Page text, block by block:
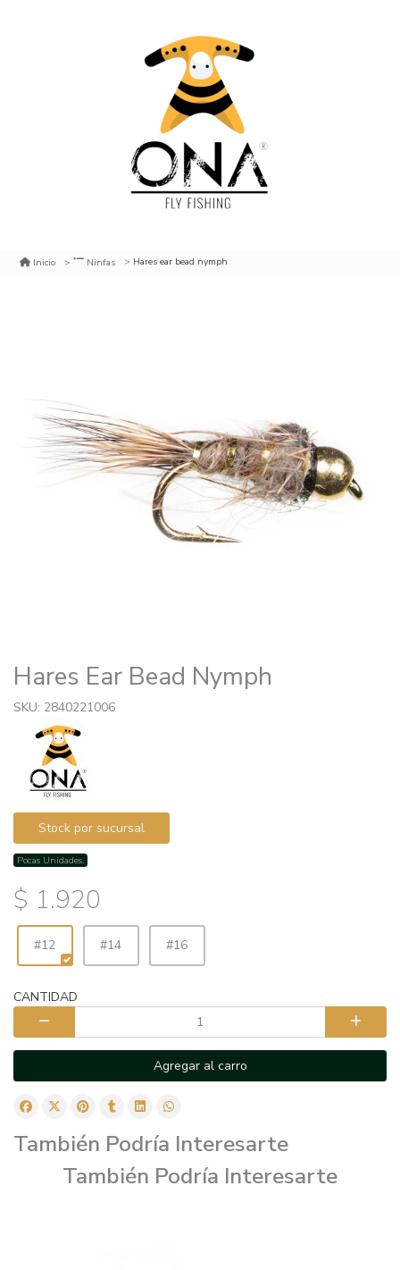
Inicio Ninfas Hares ear bead nymph
Hares Ear Bead Nymph
SKU: 2840221006
Stock por sucursal
Pocas Unidades.
$ 1.920
#12 #14 #16
CANTIDAD
Agregar al carro
También Podría Interesarte
También Podría Interesarte